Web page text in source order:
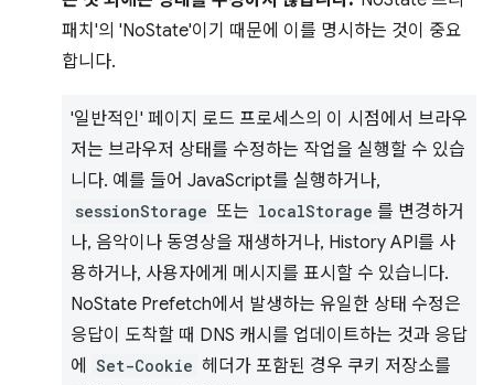
패치'의 'NoState'이기 때문에 이를 명시하는 것이 중요
합니다.
'일반적인' 페이지 로드 프로세스의 이 시점에서 브라우
저는 브라우저 상태를 수정하는 작업을 실행할 수 있습
니다. 예를 들어 JavaScript를 실행하거나,
sessionStorage 또는 localStorage 를 변경하거
나, 음악이나 동영상을 재생하거나, History API를 사
용하거나, 사용자에게 메시지를 표시할 수 있습니다.
NoState Prefetch에서 발생하는 유일한 상태 수정은
응답이 도착할 때 DNS 캐시를 업데이트하는 것과 응답
에
Set-Cookie 헤더가 포함된 경우 쿠키 저장소를